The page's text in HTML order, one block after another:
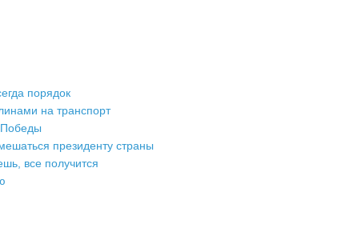
порядок
на транспорт
Победы
президенту страны
все получится